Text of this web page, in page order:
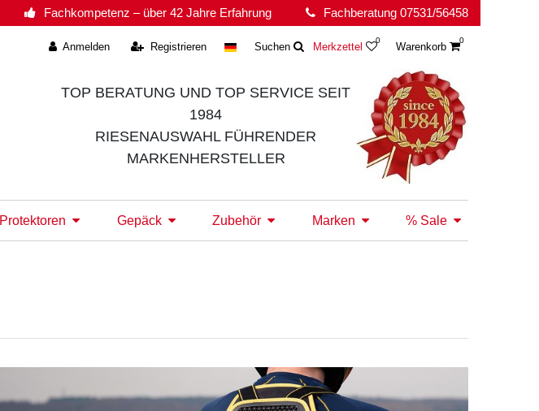
Fachkompetenz – über 42 Jahre Erfahrung Fachberatung 07531/56458
Anmelden Registrieren Suchen Merkzettel
0
Warenkorb
0
TOP BERATUNG UND TOP SERVICE SEIT
1984
RIESENAUSWAHL FÜHRENDER
MARKENHERSTELLER
Protektoren Gepäck Zubehör Marken % Sale